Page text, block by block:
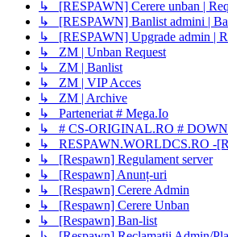
↳ [RESPAWN] Cerere unban |
↳ [RESPAWN] Banlist admini |
↳ [RESPAWN] Upgrade admin |
↳ ZM | Unban Request
↳ ZM | Banlist
↳ ZM | VIP Acces
↳ ZM | Archive
↳ Parteneriat # Mega.Io
↳ # CS-ORIGINAL.RO #
↳ RESPAWN.WORLDCS.RO -
↳ [Respawn] Regulament server
↳ [Respawn] Anunț-uri
↳ [Respawn] Cerere Admin
↳ [Respawn] Cerere Unban
↳ [Respawn] Ban-list